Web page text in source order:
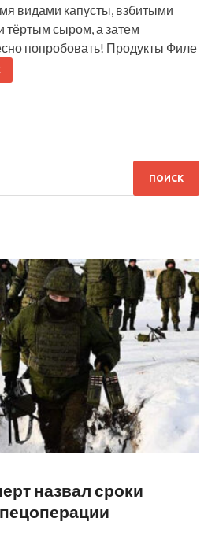
видами капусты, взбитыми
тёртым сыром, а затем
попробовать! Продукты Филе
назвал сроки